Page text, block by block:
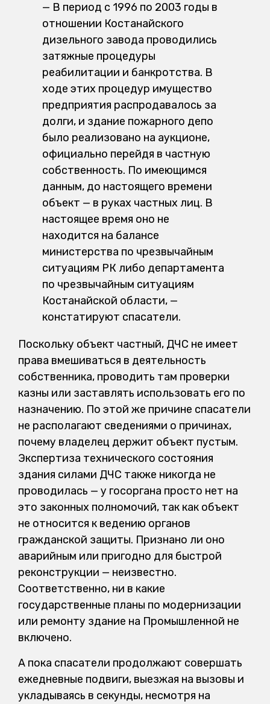
— В период с 1996 по 2003 годы в
отношении Костанайского
дизельного завода проводились
затяжные процедуры
реабилитации и банкротства. В
ходе этих процедур имущество
предприятия распродавалось за
долги, и здание пожарного депо
было реализовано на аукционе,
официально перейдя в частную
собственность. По имеющимся
данным, до настоящего времени
объект — в руках частных лиц. В
настоящее время оно не
находится на балансе
министерства по чрезвычайным
ситуациям РК либо департамента
по чрезвычайным ситуациям
Костанайской области, —
констатируют спасатели.
Поскольку объект частный, ДЧС не имеет
права вмешиваться в деятельность
собственника, проводить там проверки
казны или заставлять использовать его по
назначению. По этой же причине спасатели
не располагают сведениями о причинах,
почему владелец держит объект пустым.
Экспертиза технического состояния
здания силами ДЧС также никогда не
проводилась — у госоргана просто нет на
это законных полномочий, так как объект
не относится к ведению органов
гражданской защиты. Признано ли оно
аварийным или пригодно для быстрой
реконструкции — неизвестно.
Соответственно, ни в какие
государственные планы по модернизации
или ремонту здание на Промышленной не
включено.
А пока спасатели продолжают совершать
ежедневные подвиги, выезжая на вызовы и
укладываясь в секунды, несмотря на